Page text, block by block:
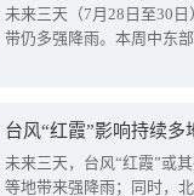
未来三天（7月28日至30
带仍多强降雨。本周中东
台风“红霞”影响持续
未来三天，台风“红霞”或
等地带来强降雨；同时，